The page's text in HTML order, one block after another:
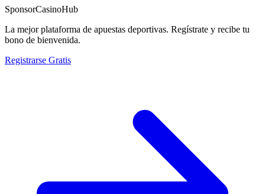
SponsorCasinoHub
La mejor plataforma de apuestas deportivas. Regístrate y recibe tu
bono de bienvenida.
Registrarse Gratis